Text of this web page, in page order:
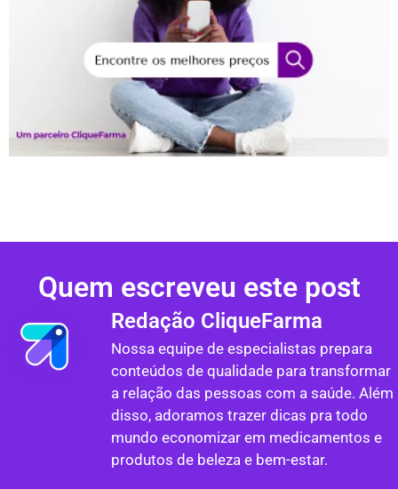
Quem escreveu este post
Redação CliqueFarma
Nossa equipe de especialistas prepara
conteúdos de qualidade para transformar
a relação das pessoas com a saúde. Além
disso, adoramos trazer dicas pra todo
mundo economizar em medicamentos e
produtos de beleza e bem-estar.